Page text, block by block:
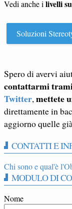
Vedi anche i livelli
Soluzioni
Spero di avervi
contattarmi
Twitter,mettete
direttamente in
aggiorno quelle
CONTATTI E
Chi sono e qual'è
MODULO DI
Nome